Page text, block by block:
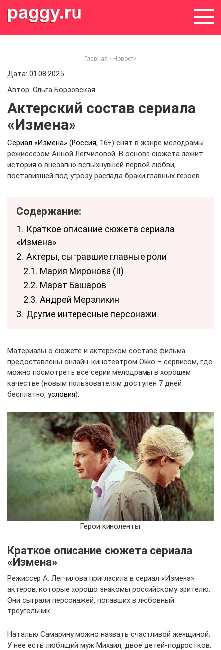
Главная » Новости
Дата: 01.08.2025
Автор: Ольга Борзовская
Актерский состав сериала
«Измена»
Сериал «Измена» (Россия, 16+) снят в жанре мелодрамы
режиссером Анной Легчиловой. В основе сюжета лежит
история о внезапно вспыхнувшей первой любви,
поставившей под угрозу распада браки главных героев.
Содержание:
1. Краткое описание сюжета сериала
«Измена»
2. Актеры, сыгравшие главные роли
2.1. Мария Миронова (II)
2.2. Марат Башаров
2.3. Андрей Мерзликин
3. Другие интересные персонажи
Материалы о сюжете и актерском составе фильма
предоставлены онлайн-кинотеатром Okko – сервисом, где
можно посмотреть все серии мелодрамы в хорошем
качестве (новым пользователям доступен 7 дней
бесплатно, условия).
Герои киноленты.
Краткое описание сюжета сериала
«Измена»
Режиссер А. Легчилова пригласила в сериал «Измена»
актеров, которые хорошо знакомы российскому зрителю.
Они сыграли персонажей, попавших в любовный
треугольник.
Наталью Самарину можно назвать счастливой женщиной.
У нее есть любящий муж Михаил, двое детей-подростков,